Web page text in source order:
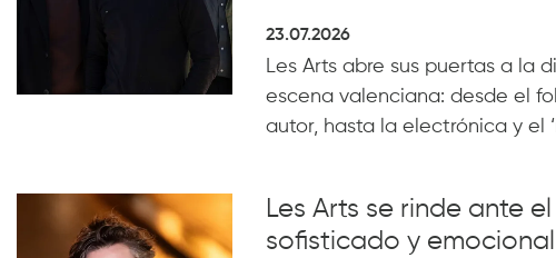
23.07.2026
Les Arts abre sus puertas a la
escena valenciana: desde el
autor, hasta la electrónica y el
Les Arts se rinde ante
sofisticado y